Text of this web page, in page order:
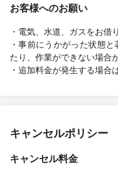
お客様へのお願い
・電気、水道、ガスをお借
・事前にうかがった状態
たり、作業ができない場合
・追加料金が発生する場合
キャンセルポリシー
キャンセル料金